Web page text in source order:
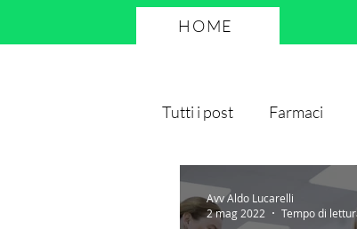
HOME
Tutti i post Farmaci
Avv Aldo Lucarelli
2 mag 2022
Tempo di